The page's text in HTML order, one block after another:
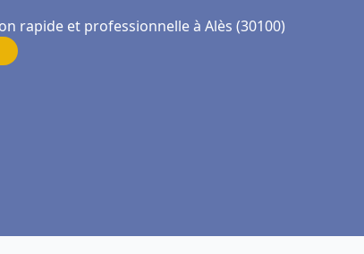
rapide et professionnelle à Alès (30100)